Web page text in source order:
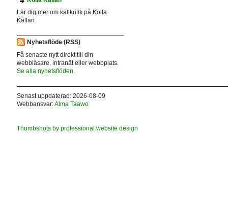
Lär dig mer om källkritik på Kolla
Källan
Nyhetsflöde (RSS)
Få senaste nytt direkt till din
webbläsare, intranät eller webbplats.
Se alla nyhetsflöden.
Senast uppdaterad: 2026-08-09
Webbansvar:Alma Taawo
Thumbshots by professional website design